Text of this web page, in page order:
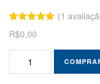
como5.00
(1
R$0,00